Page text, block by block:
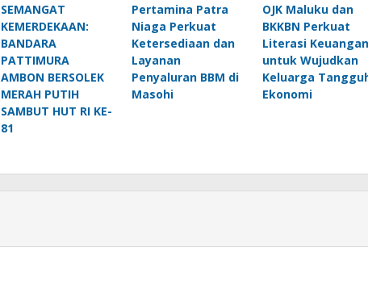
SEMANGAT
KEMERDEKAAN:
BANDARA
PATTIMURA
AMBON BERSOLEK
MERAH PUTIH
SAMBUT HUT RI KE-
81
Pertamina Patra
Niaga Perkuat
Ketersediaan dan
Layanan
Penyaluran BBM di
Masohi
OJK Maluku dan
BKKBN Perkuat
Literasi Keuangan
untuk Wujudkan
Keluarga
Ekonomi